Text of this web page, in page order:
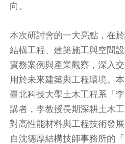
向。
本次研討會的一大亮點，在
結構工程、建築施工與空間
實務案例與產業觀察，深入
用於未來建築與工程環境。
臺北科技大學土木工程系「
講者，李教授長期深耕土木
對高性能材料與工程技術發
自沈德厚結構技師事務所的